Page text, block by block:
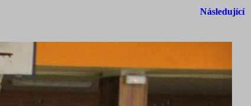
Následující